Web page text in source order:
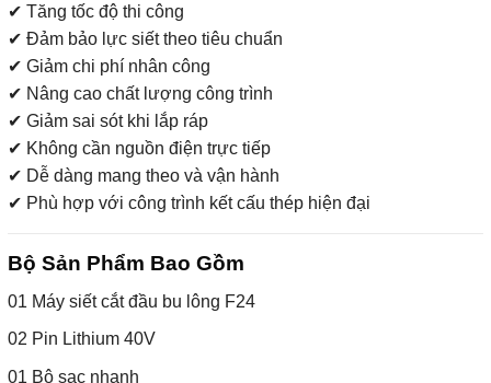
✔ Tăng tốc độ thi công
✔ Đảm bảo lực siết theo tiêu chuẩn
✔ Giảm chi phí nhân công
✔ Nâng cao chất lượng công trình
✔ Giảm sai sót khi lắp ráp
✔ Không cần nguồn điện trực tiếp
✔ Dễ dàng mang theo và vận hành
✔ Phù hợp với công trình kết cấu thép hiện đại
Bộ Sản Phẩm Bao Gồm
01 Máy siết cắt đầu bu lông F24
02 Pin Lithium 40V
01 Bộ sạc nhanh